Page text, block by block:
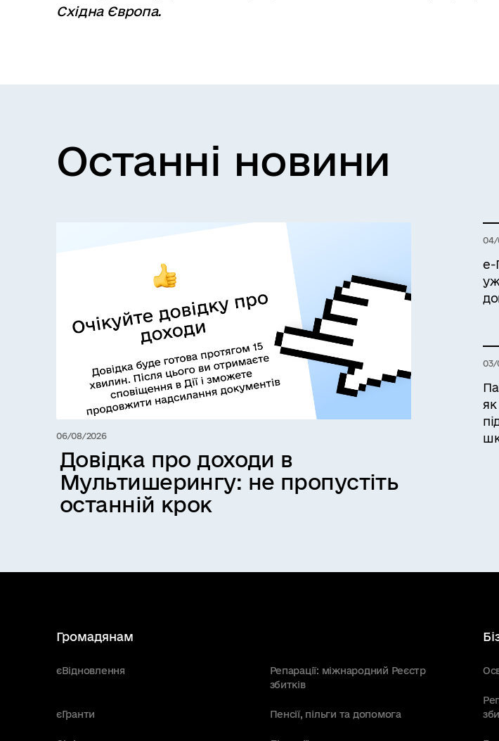
Східна Європа.
Останні новини
06/08/2026
Довідка про доходи в
Мультишерингу: не пропустіть
останній крок
04/
е-
03/
Громадянам
єВідновлення
Репарації: міжнародний Реєстр
збитків
єГранти Пенсії, пільги та допомога